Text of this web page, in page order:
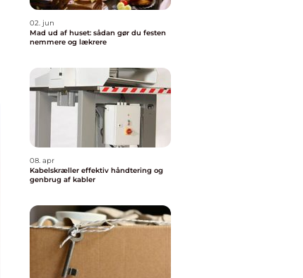
02. jun
Mad ud af huset: sådan gør du festen
nemmere og lækrere
08. apr
Kabelskræller effektiv håndtering og
genbrug af kabler